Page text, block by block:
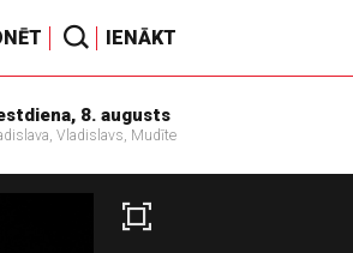
IENĀKT
8. augusts
Vladislavs, Mudīte